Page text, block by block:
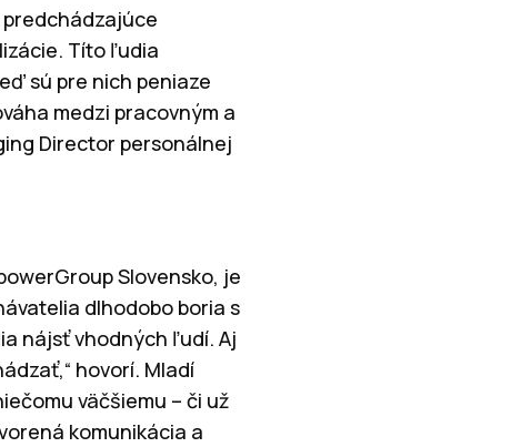
predchádzajúce
Títo ľudia
sú pre nich peniaze
medzi pracovným a
Director personálnej
Slovensko, je
dlhodobo boria s
nájsť vhodných ľudí. Aj
hovorí. Mladí
väčšiemu – či už
komunikácia a